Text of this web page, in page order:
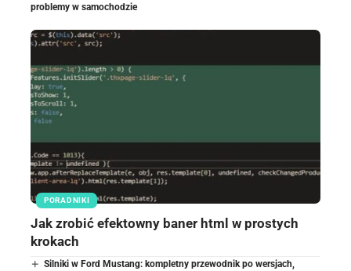
problemy w samochodzie
PORADNIKI
Jak zrobić efektowny baner html w prostych
krokach
Silniki w Ford Mustang: kompletny przewodnik po wersjach,